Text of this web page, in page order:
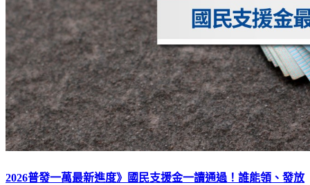
2026普發一萬最新進度》國民支援金一讀通過！誰能領、發放